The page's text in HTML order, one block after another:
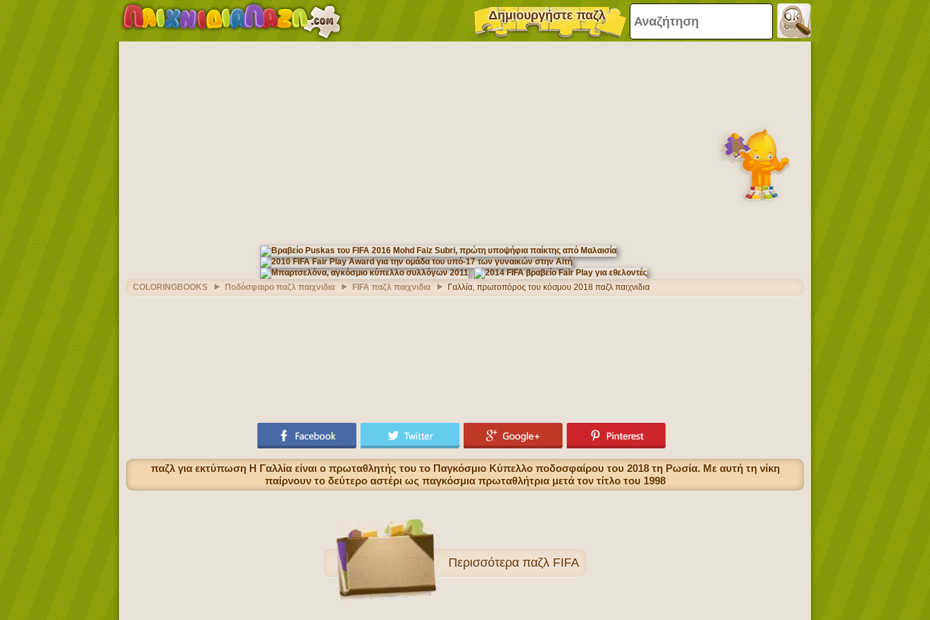
Δημιουργήστε παζλ
COLORINGBOOKS Ποδόσφαιρο παζλ παιχνιδια FIFA παζλ παιχνιδια Γαλλία, πρωτοπόρος του κόσμου 2018 παζλ παιχνιδια
παζλ για εκτύπωση Η Γαλλία είναι ο πρωταθλητής του το Παγκόσμιο Κύπελλο ποδοσφαίρου του 2018 τη Ρωσία. Με αυτή τη νίκη
παίρνουν το δεύτερο αστέρι ως παγκόσμια πρωταθλήτρια μετά τον τίτλο του 1998
Περισσότερα παζλ FIFA